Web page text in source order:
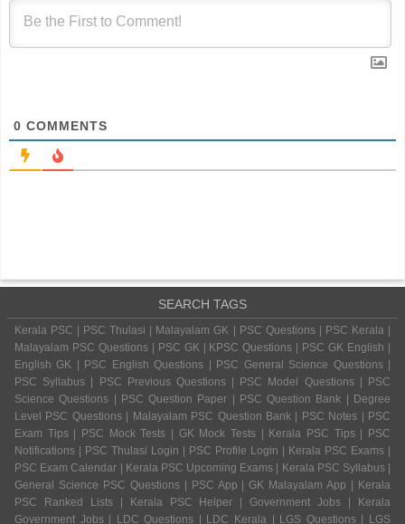
0 COMMENTS
SEARCH TAGS
Kerala PSC | PSC Thulasi | Malayalam GK | PSC Questions | PSC Kerala |
Malayalam PSC Questions | PSC GK | KPSC Questions | PSC GK English |
English GK | PSC English Questions | PSC General Science Questions |
PSC Syllabus | PSC Previous Questions | PSC Model Questions | PSC
Science Questions | PSC Question Paper | PSC Question Bank | Degree
Level PSC Questions | Malayalam PSC Question Bank | PSC Notes | PSC
Exam Tips | PSC Mock Tests | GK Mock Tests | Kerala PSC Tips | PSC
Notifications | PSC Thulasi Login | PSC Profile Login | Kerala PSC Exams |
PSC Exam Calendar | Kerala PSC Upcoming Exams | Kerala PSC Syllabus |
General Science PSC Questions | PSC App | GK Malayalam App | Kerala
PSC Ranked Lists | Kerala PSC Helper | Government Jobs | Kerala
Government Jobs | LDC Questions | LDC Kerala | LGS Questions | LGS